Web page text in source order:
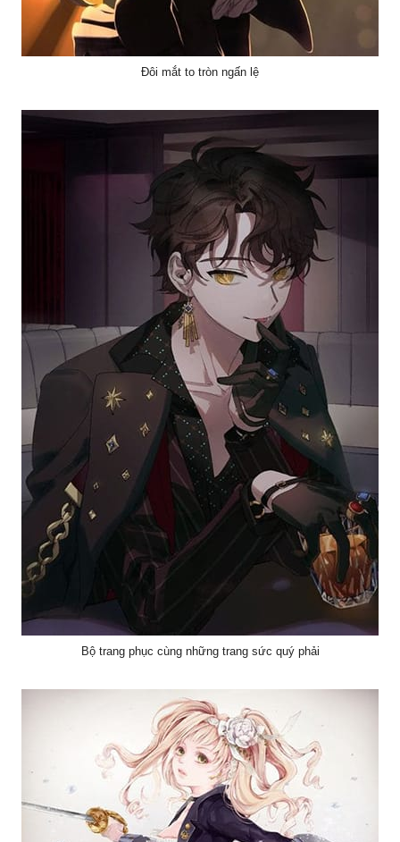
Đôi mắt to tròn ngấn lệ
Bộ trang phục cùng những trang sức quý phải